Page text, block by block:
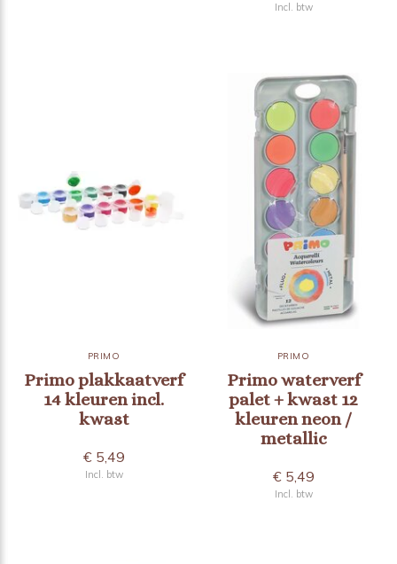
Incl. btw
PRIMO
Primo plakkaatverf
14 kleuren incl.
kwast
€ 5,49
Incl. btw
PRIMO
Primo waterverf
palet + kwast 12
kleuren neon /
metallic
€ 5,49
Incl. btw